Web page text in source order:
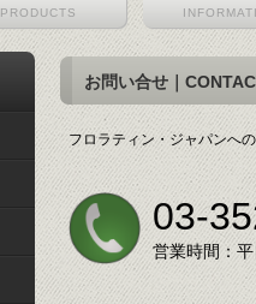
PRODUCTS
お問い合せ｜
フロラティン・ジャパンへ
03-
営業時間：